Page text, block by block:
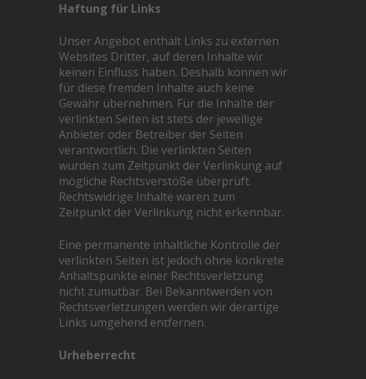
Haftung für Links
Unser Angebot enthält Links zu externen
Websites Dritter, auf deren Inhalte wir
keinen Einfluss haben. Deshalb können wir
für diese fremden Inhalte auch keine
Gewähr übernehmen. Für die Inhalte der
verlinkten Seiten ist stets der jeweilige
Anbieter oder Betreiber der Seiten
verantwortlich. Die verlinkten Seiten
wurden zum Zeitpunkt der Verlinkung auf
mögliche Rechtsverstöße überprüft.
Rechtswidrige Inhalte waren zum
Zeitpunkt der Verlinkung nicht erkennbar.
Eine permanente inhaltliche Kontrolle der
verlinkten Seiten ist jedoch ohne konkrete
Anhaltspunkte einer Rechtsverletzung
nicht zumutbar. Bei Bekanntwerden von
Rechtsverletzungen werden wir derartige
Links umgehend entfernen.
Urheberrecht